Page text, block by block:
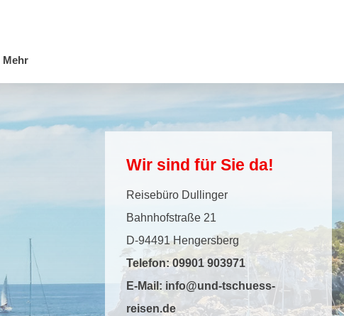
Mehr
Wir sind für Sie da!
Reisebüro Dullinger
Bahnhofstraße 21
D-94491 Hengersberg
Telefon:09901 903971
E-Mail: info@und-tschuess-
reisen.de